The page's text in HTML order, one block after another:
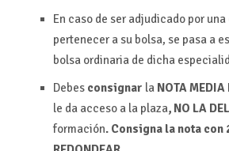
En caso de ser adjudicado por
pertenecer a su bolsa, se pasa a
bolsa ordinaria de dicha
Debes consignar la NOTA MEDIA
le da acceso a la plaza, NO LA
formación. Consigna la nota con